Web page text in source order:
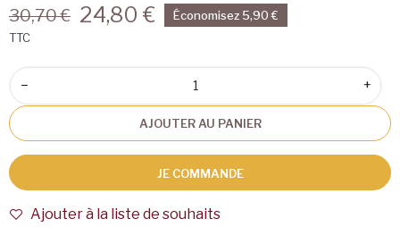
30,70 € 24,80 €
Économisez 5,90 €
TTC
− +
AJOUTER AU PANIER
JE COMMANDE
Ajouter à la liste de souhaits